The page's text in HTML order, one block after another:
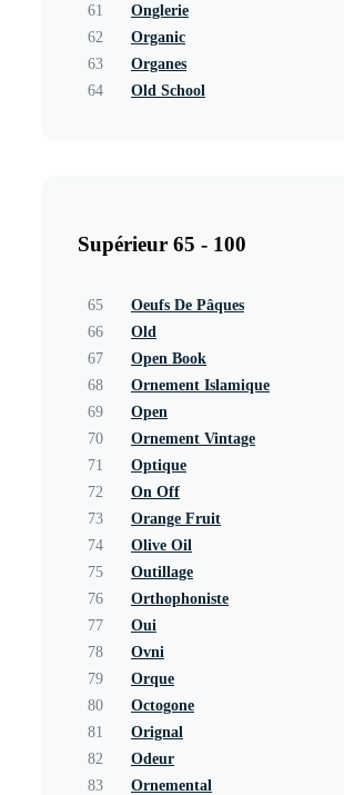
61
Onglerie
62
Organic
63
Organes
64
Old School
Supérieur 65 - 100
65
Oeufs De Pâques
66
Old
67
Open Book
68
Ornement Islamique
69
Open
70
Ornement Vintage
71
Optique
72
On Off
73
Orange Fruit
74
Olive Oil
75
Outillage
76
Orthophoniste
77
Oui
78
Ovni
79
Orque
80
Octogone
81
Orignal
82
Odeur
83
Ornemental